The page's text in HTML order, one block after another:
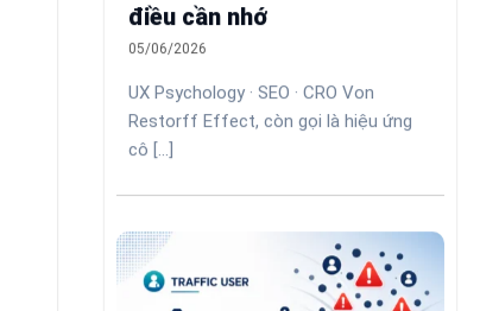
điều cần nhớ
05/06/2026
UX Psychology · SEO · CRO Von
Restorff Effect, còn gọi là hiệu ứng
cô [...]